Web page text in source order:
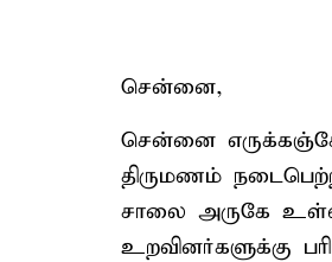
சென்னை,
சென்னை
திருமணம்
சாலை அருகே
உறவினர்களுக்கு